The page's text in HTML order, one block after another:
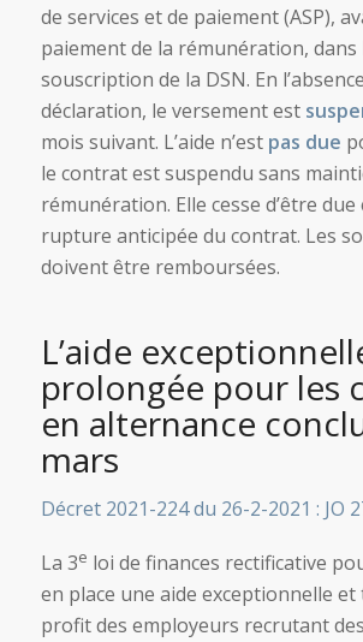
de services et de paiement (ASP),
paiement de la rémunération, dans
souscription de la DSN. En
déclaration, le versement est
mois suivant. L’aide n’est pas due
le contrat est suspendu sans
rémunération. Elle cesse d’être due
rupture anticipée du contrat. Les
doivent être remboursées.
L’aide
prolongée pour les
en alternance
mars
Décret 2021-224 du 26-2-2021 : JO
La 3e loi de finances rectificative
en place une aide exceptionnelle
profit des employeurs recrutant